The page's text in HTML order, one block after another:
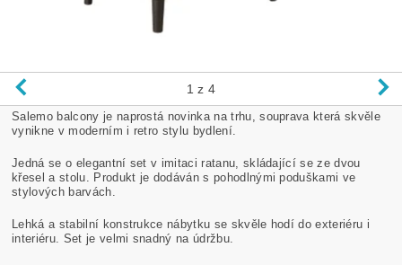
1 z 4
Salemo balcony je naprostá novinka na trhu, souprava která skvěle
vynikne v moderním i retro stylu bydlení.
Jedná se o elegantní set v imitaci ratanu, skládající se ze dvou
křesel a stolu. Produkt je dodáván s pohodlnými poduškami ve
stylových barvách.
Lehká a stabilní konstrukce nábytku se skvěle hodí do exteriéru i
interiéru. Set je velmi snadný na údržbu.